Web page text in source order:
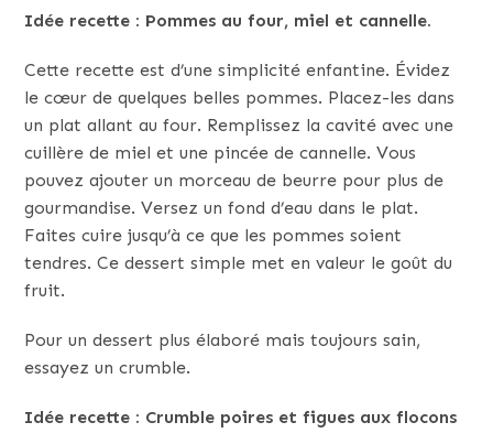
Idée recette : Pommes au four, miel et cannelle.
Cette recette est d’une simplicité enfantine. Évidez
le cœur de quelques belles pommes. Placez-les dans
un plat allant au four. Remplissez la cavité avec une
cuillère de miel et une pincée de cannelle. Vous
pouvez ajouter un morceau de beurre pour plus de
gourmandise. Versez un fond d’eau dans le plat.
Faites cuire jusqu’à ce que les pommes soient
tendres. Ce dessert simple met en valeur le goût du
fruit.
Pour un dessert plus élaboré mais toujours sain,
essayez un crumble.
Idée recette : Crumble poires et figues aux flocons